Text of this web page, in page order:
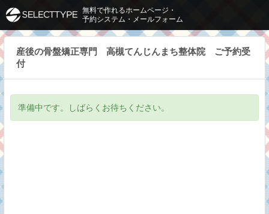
産後の骨盤矯正専門 高槻てんじんまち整体院 ご予約受
付
準備中です。しばらくお待ちください。
無料で作れるホームページ・
予約システム・メールフォーム